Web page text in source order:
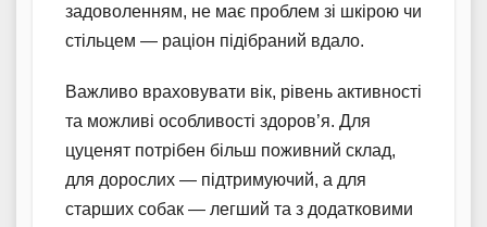
задоволенням, не має проблем зі шкірою чи
стільцем — раціон підібраний вдало.
Важливо враховувати вік, рівень активності
та можливі особливості здоров’я. Для
цуценят потрібен більш поживний склад,
для дорослих — підтримуючий, а для
старших собак — легший та з додатковими